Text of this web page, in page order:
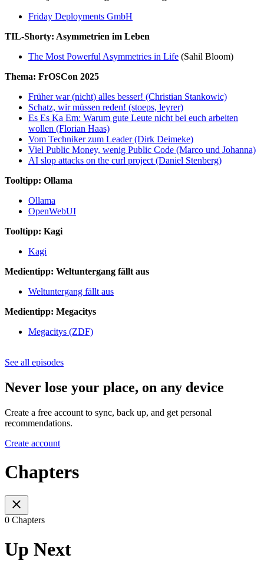
Friday Deployments GmbH
TIL-Shorty: Asymmetrien im Leben
The Most Powerful Asymmetries in Life (Sahil Bloom)
Thema: FrOSCon 2025
Früher war (nicht) alles besser! (Christian Stankowic)
Schatz, wir müssen reden! (stoeps, leyrer)
Es Es Ka Em: Warum gute Leute nicht bei euch arbeiten
wollen (Florian Haas)
Vom Techniker zum Leader (Dirk Deimeke)
Viel Public Money, wenig Public Code (Marco und Johanna)
AI slop attacks on the curl project (Daniel Stenberg)
Tooltipp: Ollama
Ollama
OpenWebUI
Tooltipp: Kagi
Kagi
Medientipp: Weltuntergang fällt aus
Weltuntergang fällt aus
Medientipp: Megacitys
Megacitys (ZDF)
See all episodes
Never lose your place, on any device
Create a free account to sync, back up, and get personal
recommendations.
Create account
Chapters
0 Chapters
Up Next